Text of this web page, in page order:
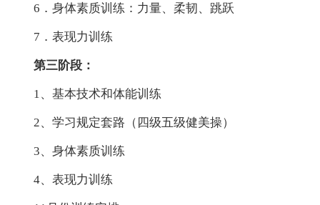
6．身体素质训练：力量、柔韧、跳跃
7．表现力训练
第三阶段：
1、基本技术和体能训练
2、学习规定套路（四级五级健美操）
3、身体素质训练
4、表现力训练